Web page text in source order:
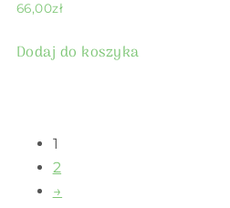
66,00zł
Dodaj do koszyka
1
2
→